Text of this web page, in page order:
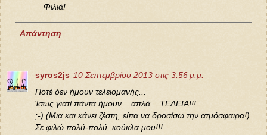
Φιλιά!
Απάντηση
syros2js 10 Σεπτεμβρίου 2013 στις 3:56 μ.μ.
Ποτέ δεν ήμουν τελειομανής...
Ίσως γιατί πάντα ήμουν... απλά... ΤΕΛΕΙΑ!!!
;-) (Μια και κάνει ζέστη, είπα να δροσίσω την ατμόσφαιρα!)
Σε φιλώ πολύ-πολύ, κούκλα μου!!!